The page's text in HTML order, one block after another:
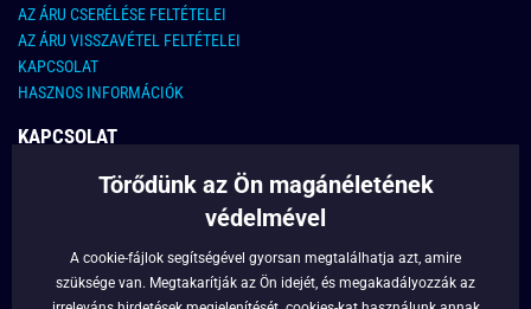
AZ ÁRU CSERÉLÉSE FELTÉTELEI
AZ ÁRU VISSZAVÉTEL FELTÉTELEI
KAPCSOLAT
HASZNOS INFORMÁCIÓK
KAPCSOLAT
E-MAIL CÍM:
FONTOS INFORMÁCIÓK
RÓLUNK
Törődünk az Ön magánéletének
védelmével
A cookie-fájlok segítségével gyorsan megtalálhatja azt, amire
szüksége van. Megtakarítják az Ön idejét, és megakadályozzák az